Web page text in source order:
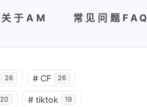
关于AM 常见问题FAQ
26 # CF 26
20 # tiktok 19